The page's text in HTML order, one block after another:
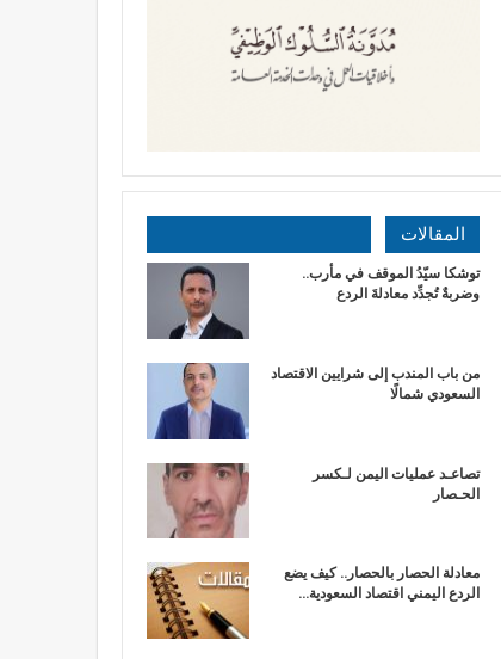
المقالات
توشكا سيّدُ الموقف في مأرب..
وضربةٌ تُجدِّد معادلةَ الردع
من باب المندب إلى شرايين الاقتصاد
السعودي شمالًا
تصاعـد عمليات اليمن لـكسر
الحـصار
معادلة الحصار بالحصار.. كيف يضع
الردع اليمني اقتصاد السعودية…